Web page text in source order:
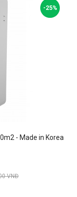
-25%
- Made in Korea
VNĐ